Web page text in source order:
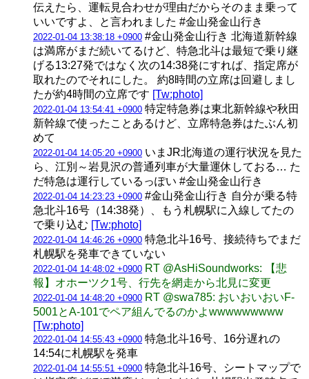
伝えたら、運転見合わせが理由だからそのまま乗って
いいですよ、と言われました #金山発金山行き
2022-01-04 13:38:18 +0900 #金山発金山行き 北海道新幹線
は満席がまだ続いてるけど、特急北斗は最短で乗り継
げる13:27発ではなく次の14:38発にすれば、指定席が
取れたのでそれにした。 約8時間の立席は回避しまし
たが約4時間の立席です [Tw:photo]
2022-01-04 13:54:41 +0900 特定特急券は東北新幹線や秋田
新幹線で使ったことあるけど、立席特急券はたぶん初
めて
2022-01-04 14:05:20 +0900 いまJR北海道の運行状況を見た
ら、江別～岩見沢の普通列車が大量運休しておる… た
だ特急は運行しているっぽい #金山発金山行き
2022-01-04 14:23:23 +0900 #金山発金山行き 自分が乗る特
急北斗16号（14:38発）、もう札幌駅に入線してたの
で乗り込む [Tw:photo]
2022-01-04 14:46:26 +0900 特急北斗16号、接続待ちでまだ
札幌駅を発車できていない
2022-01-04 14:48:02 +0900 RT @AsHiSoundworks: 【悲
報】オホーツク1号、行先を網走から北見に変更
2022-01-04 14:48:20 +0900 RT @swa785: おいおいおいF-
5001とA-101でペア組んでるのかよwwwwwwwww
[Tw:photo]
2022-01-04 14:55:43 +0900 特急北斗16号、16分遅れの
14:54に札幌駅を発車
2022-01-04 14:55:51 +0900 特急北斗16号、シートマップで